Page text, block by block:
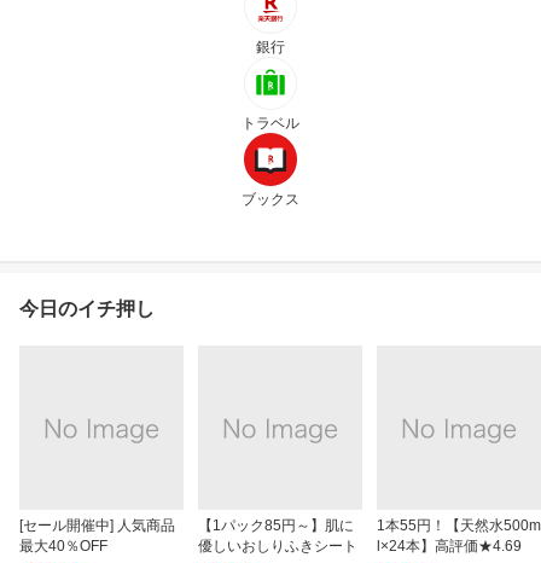
銀行
トラベル
ブックス
今日のイチ押し
[セール開催中] 人気商品
最大40％OFF
【1パック85円～】肌に
優しいおしりふきシート
1本55円！【天然水500m
l×24本】高評価★4.69